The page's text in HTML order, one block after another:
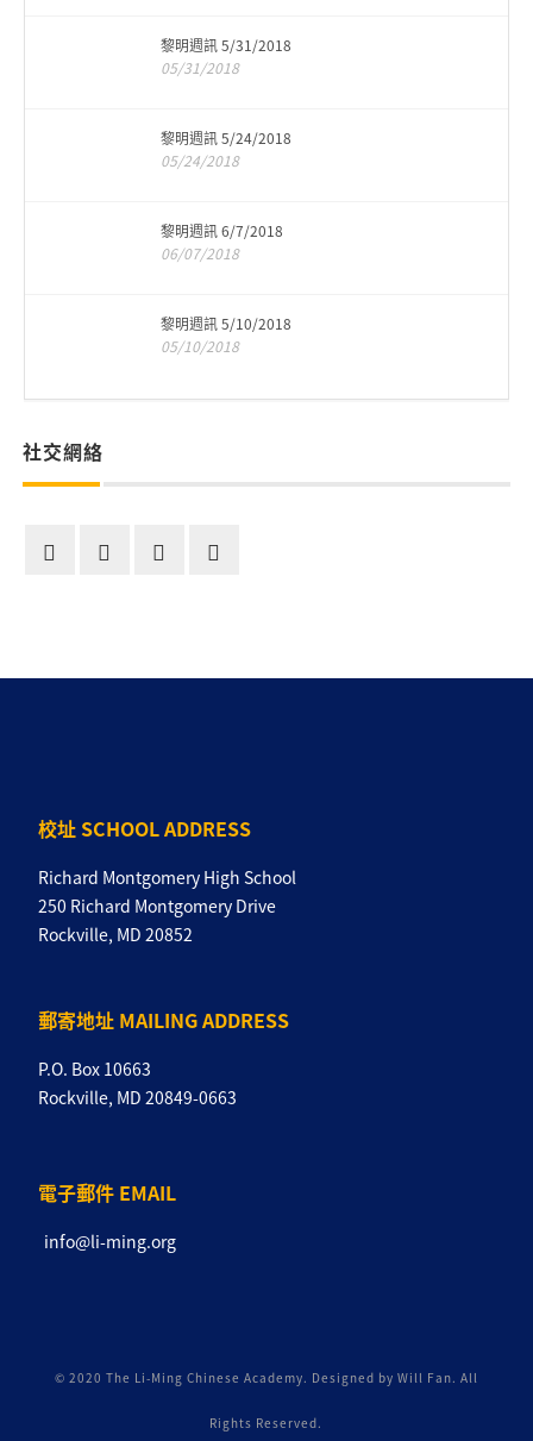
黎明週訊 5/31/2018
05/31/2018
黎明週訊 5/24/2018
05/24/2018
黎明週訊 6/7/2018
06/07/2018
黎明週訊 5/10/2018
05/10/2018
社交網絡
校址 SCHOOL ADDRESS
Richard Montgomery High School
250 Richard Montgomery Drive
Rockville, MD 20852
郵寄地址 MAILING ADDRESS
P.O. Box 10663
Rockville, MD 20849-0663
電子郵件 EMAIL
info@li-ming.org
© 2020 The Li-Ming Chinese Academy. Designed by Will Fan. All
Rights Reserved.